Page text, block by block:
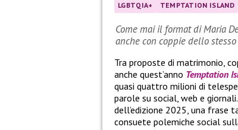
LGBTQIA+ TEMPTATION ISLAND
Come mai il format di Maria
anche con coppie dello stesso
Tra proposte di matrimonio,
anche quest’anno Temptation
quasi quattro milioni di
parole su social, web e
dell’edizione 2025, una frase
consuete polemiche social